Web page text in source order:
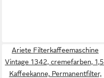
Ariete Filterkaffeemaschine
Vintage 1342, cremefarben, 1,5l
Kaffeekanne, Permanentfilter,